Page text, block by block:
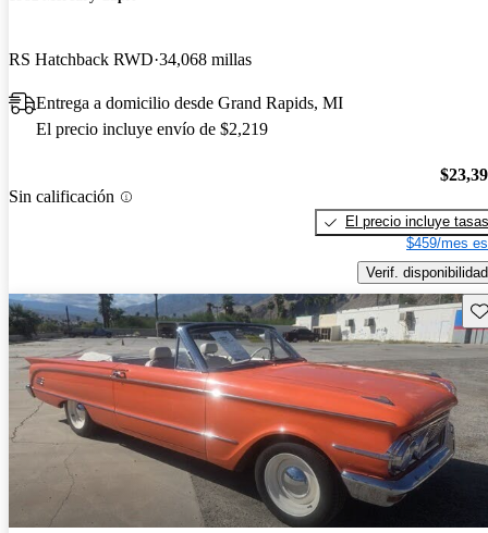
RS Hatchback RWD 34,068 millas
Entrega a domicilio desde Grand Rapids, MI
El precio incluye envío de $2,219
Sin calificación
El precio incluye tasas
$459/mes
Verif. disponibilidad